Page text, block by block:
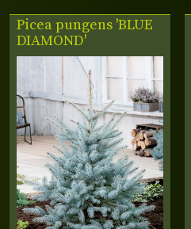
Picea pungens 'BLUE
DIAMOND'